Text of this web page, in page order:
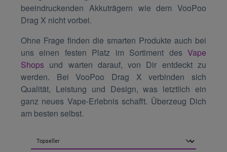
beeindruckenden Akkuträgern wie dem VooPoo
Drag X nicht vorbei.
Ohne Frage finden die smarten Produkte auch bei
uns einen festen Platz im Sortiment des Vape
Shops und warten darauf, von Dir entdeckt zu
werden. Bei VooPoo Drag X verbinden sich
Qualität, Leistung und Design, was letztlich ein
ganz neues Vape-Erlebnis schafft. Überzeug Dich
am besten selbst.